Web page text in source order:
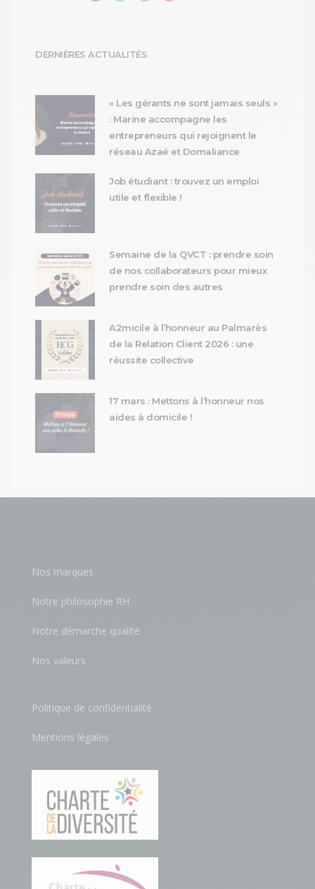
DERNIÈRES ACTUALITÉS
« Les gérants ne sont jamais seuls »
: Marine accompagne les
entrepreneurs qui rejoignent le
réseau Azaé et Domaliance
Job étudiant : trouvez un emploi
utile et flexible !
Semaine de la QVCT : prendre soin
de nos collaborateurs pour mieux
prendre soin des autres
A2micile à l’honneur au Palmarès
de la Relation Client 2026 : une
réussite collective
17 mars : Mettons à l’honneur nos
aides à domicile !
Nos marques
Notre philosophie RH
Notre démarche qualité
Nos valeurs
Politique de confidentialité
Mentions légales